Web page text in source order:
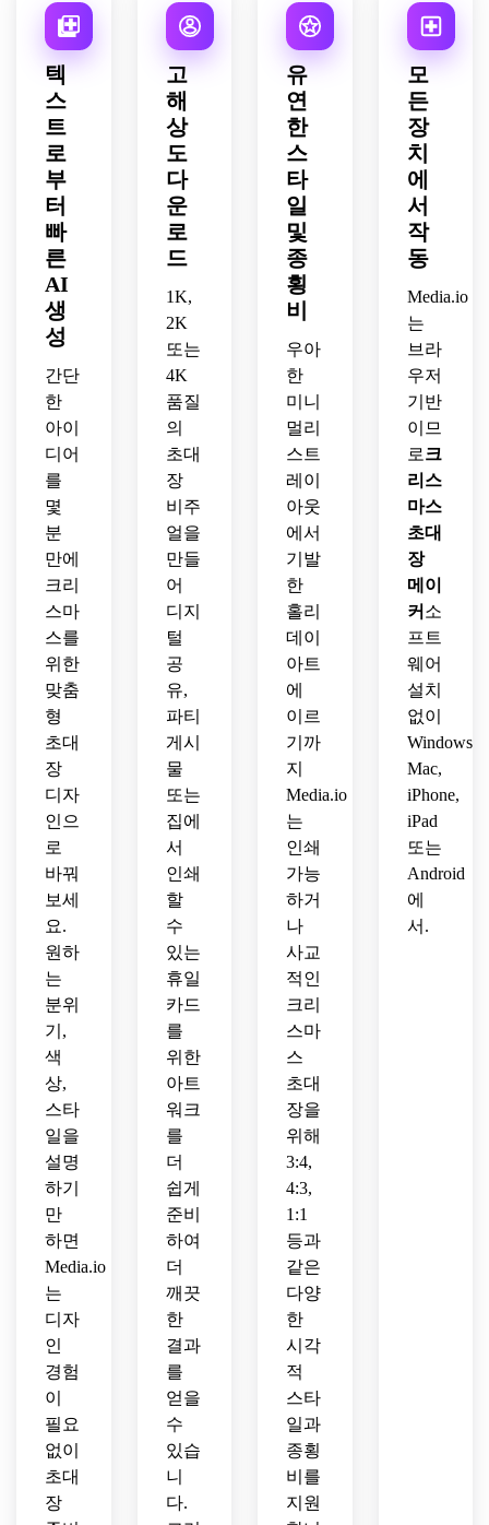
조명,
세련
된 중
립 팔
레트,
초상
화 카
드 레
이아
웃,
프리
미엄
인쇄
가능
한 문
품질
로 미
니멀
리스
트 편
집 스
타일
로 무
료 크
리스
마스
초대
플릿
을 디
자인
하세
요.
위기,
균형
장을
센트,
기발
이포
그래
피 공
간,
깔끔
한 레
이어
드 구
도,
가족
적인
휴일
에너
지,
부드
러운
종이
질감,
즐거
운 분
위기,
어린
이 파
티나
캐주
얼 모
임에
고해
상도
초상
화 디
자인
을 사
텍
스
트
로
부
터
빠
른
AI
생
성
간단
한
아이
디어
를
몇
분
만에
크리
스마
스를
위한
맞춤
형
초대
장
디자
인으
로
바꿔
보세
요.
원하
는
분위
기,
색
상,
스타
일을
설명
하기
만
하면
Media.io
는
디자
인
경험
이
필요
없이
초대
장
고
해
상
도
다
운
로
드
1K,
2K
또는
4K
품질
의
초대
장
비주
얼을
만들
어
디지
털
공
유,
파티
게시
물
또는
집에
서
인쇄
할
수
있는
휴일
카드
를
위한
아트
워크
를
더
쉽게
준비
하여
더
깨끗
한
결과
를
얻을
수
있습
니
다.
유
연
한
스
타
일
및
종
횡
비
우아
한
미니
멀리
스트
레이
아웃
에서
기발
한
홀리
데이
아트
에
이르
기까
지
Media.io
는
인쇄
가능
하거
나
사교
적인
크리
스마
스
초대
장을
위해
3:4,
4:3,
1:1
등과
같은
다양
한
시각
적
스타
일과
종횡
비를
지원
모
든
장
치
에
서
작
동
Media.io
는
브라
우저
기반
이므
로크
리스
마스
초대
장
메이
커 소
프트
웨어
설치
없이
Windows,
Mac,
iPhone,
iPad
또는
Android
에
서.